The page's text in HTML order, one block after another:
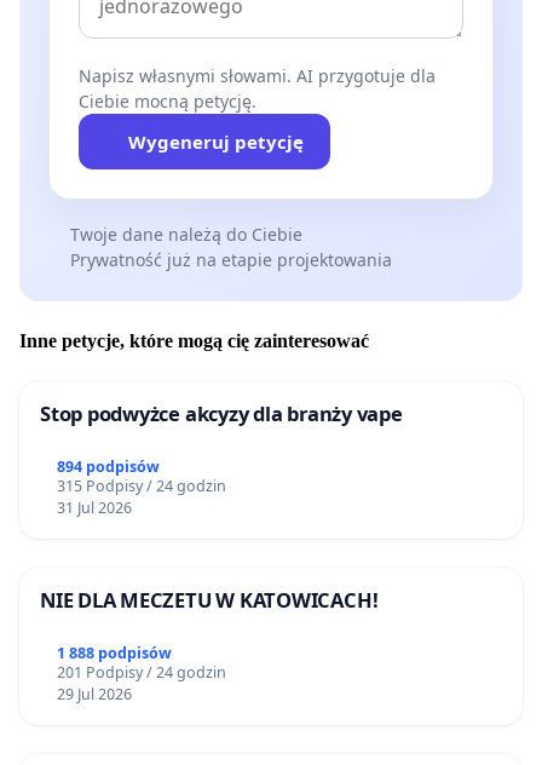
Napisz własnymi słowami. AI przygotuje dla
Ciebie mocną petycję.
Wygeneruj petycję
Twoje dane należą do Ciebie
Prywatność już na etapie projektowania
Inne petycje, które mogą cię zainteresować
Stop podwyżce akcyzy dla branży vape
894 podpisów
315 Podpisy / 24 godzin
31 Jul 2026
NIE DLA MECZETU W KATOWICACH!
1 888 podpisów
201 Podpisy / 24 godzin
29 Jul 2026